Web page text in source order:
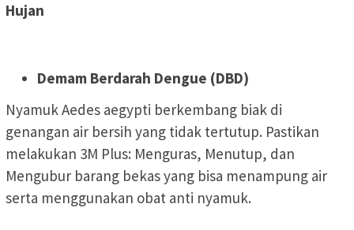
Hujan
Demam Berdarah Dengue (DBD)
Nyamuk Aedes aegypti berkembang biak di
genangan air bersih yang tidak tertutup. Pastikan
melakukan 3M Plus: Menguras, Menutup, dan
Mengubur barang bekas yang bisa menampung air
serta menggunakan obat anti nyamuk.